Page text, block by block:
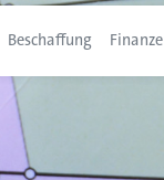
Beschaffung